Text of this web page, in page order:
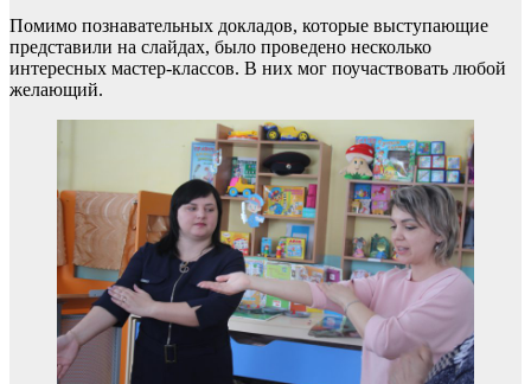
Помимо познавательных докладов, которые выступающие
представили на слайдах, было проведено несколько
интересных мастер-классов. В них мог поучаствовать любой
желающий.